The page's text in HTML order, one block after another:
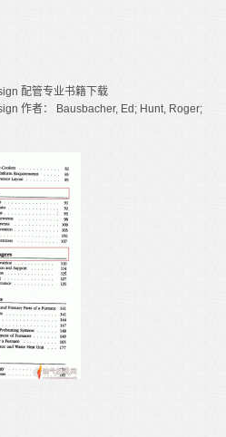
配管专业书籍下载
作者： Bausbacher, Ed; Hunt, Roger;